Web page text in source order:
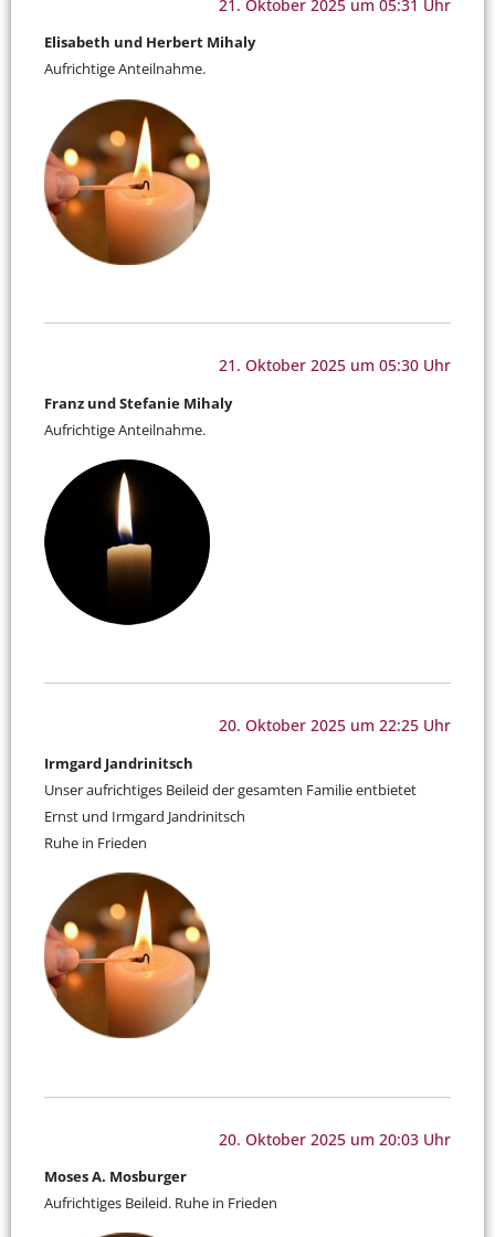
21. Oktober 2025 um 05:31 Uhr
Elisabeth und Herbert Mihaly
Aufrichtige Anteilnahme.
21. Oktober 2025 um 05:30 Uhr
Franz und Stefanie Mihaly
Aufrichtige Anteilnahme.
20. Oktober 2025 um 22:25 Uhr
Irmgard Jandrinitsch
Unser aufrichtiges Beileid der gesamten Familie entbietet
Ernst und Irmgard Jandrinitsch
Ruhe in Frieden
20. Oktober 2025 um 20:03 Uhr
Moses A. Mosburger
Aufrichtiges Beileid. Ruhe in Frieden